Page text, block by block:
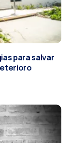
para salvar